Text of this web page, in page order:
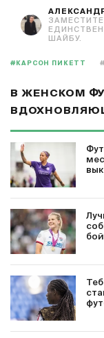
ШАЙБУ.
#КАРСОН ПИКЕТТ
В ЖЕНСКОМ